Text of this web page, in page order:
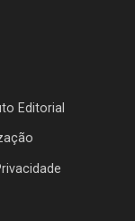
Editorial